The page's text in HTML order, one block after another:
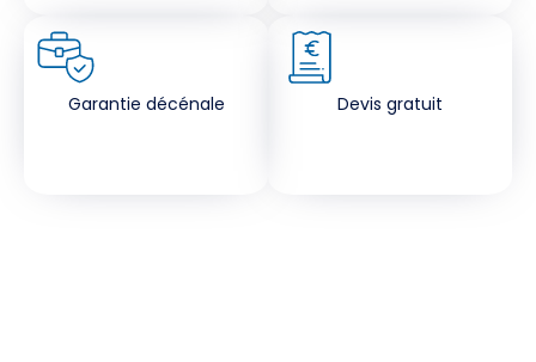
Garantie décénale Devis gratuit